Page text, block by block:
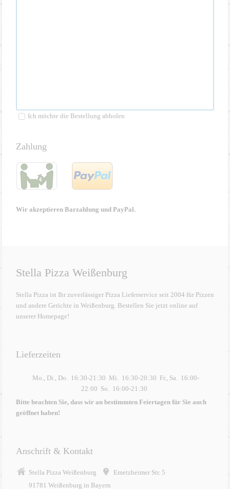
Ich möchte die Bestellung abholen
Zahlung
Wir akzeptieren Barzahlung und PayPal.
Stella Pizza Weißenburg
Stella Pizza ist Ihr zuverlässiger Pizza Lieferservice seit 2004 für Pizzen
und andere Gerichte in Weißenburg. Bestellen Sie jetzt online auf
unserer Homepage!
Lieferzeiten
Mo., Di., Do. 16:30-21:30 Mi. 16:30-20:30 Fr., Sa. 16:00-
22:00 So. 16:00-21:30
Bitte beachten Sie, dass wir an bestimmten Feiertagen für Sie auch
geöffnet haben!
Anschrift & Kontakt
Stella Pizza Weißenburg
Emetzheimer Str. 5
91781 Weißenburg in Bayern